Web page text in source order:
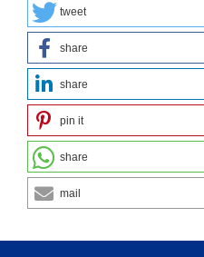
tweet
share
share
pin it
share
mail